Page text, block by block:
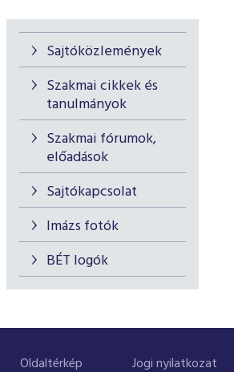
Sajtóközlemények
Szakmai cikkek és
tanulmányok
Szakmai fórumok,
előadások
Sajtókapcsolat
Imázs fotók
BÉT logók
Oldaltérkép Jogi nyilatkozat